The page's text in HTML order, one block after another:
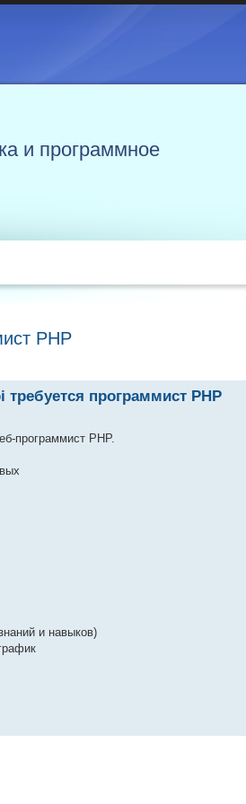
и программное
PHP
программист PHP
программист PHP.
и навыков)